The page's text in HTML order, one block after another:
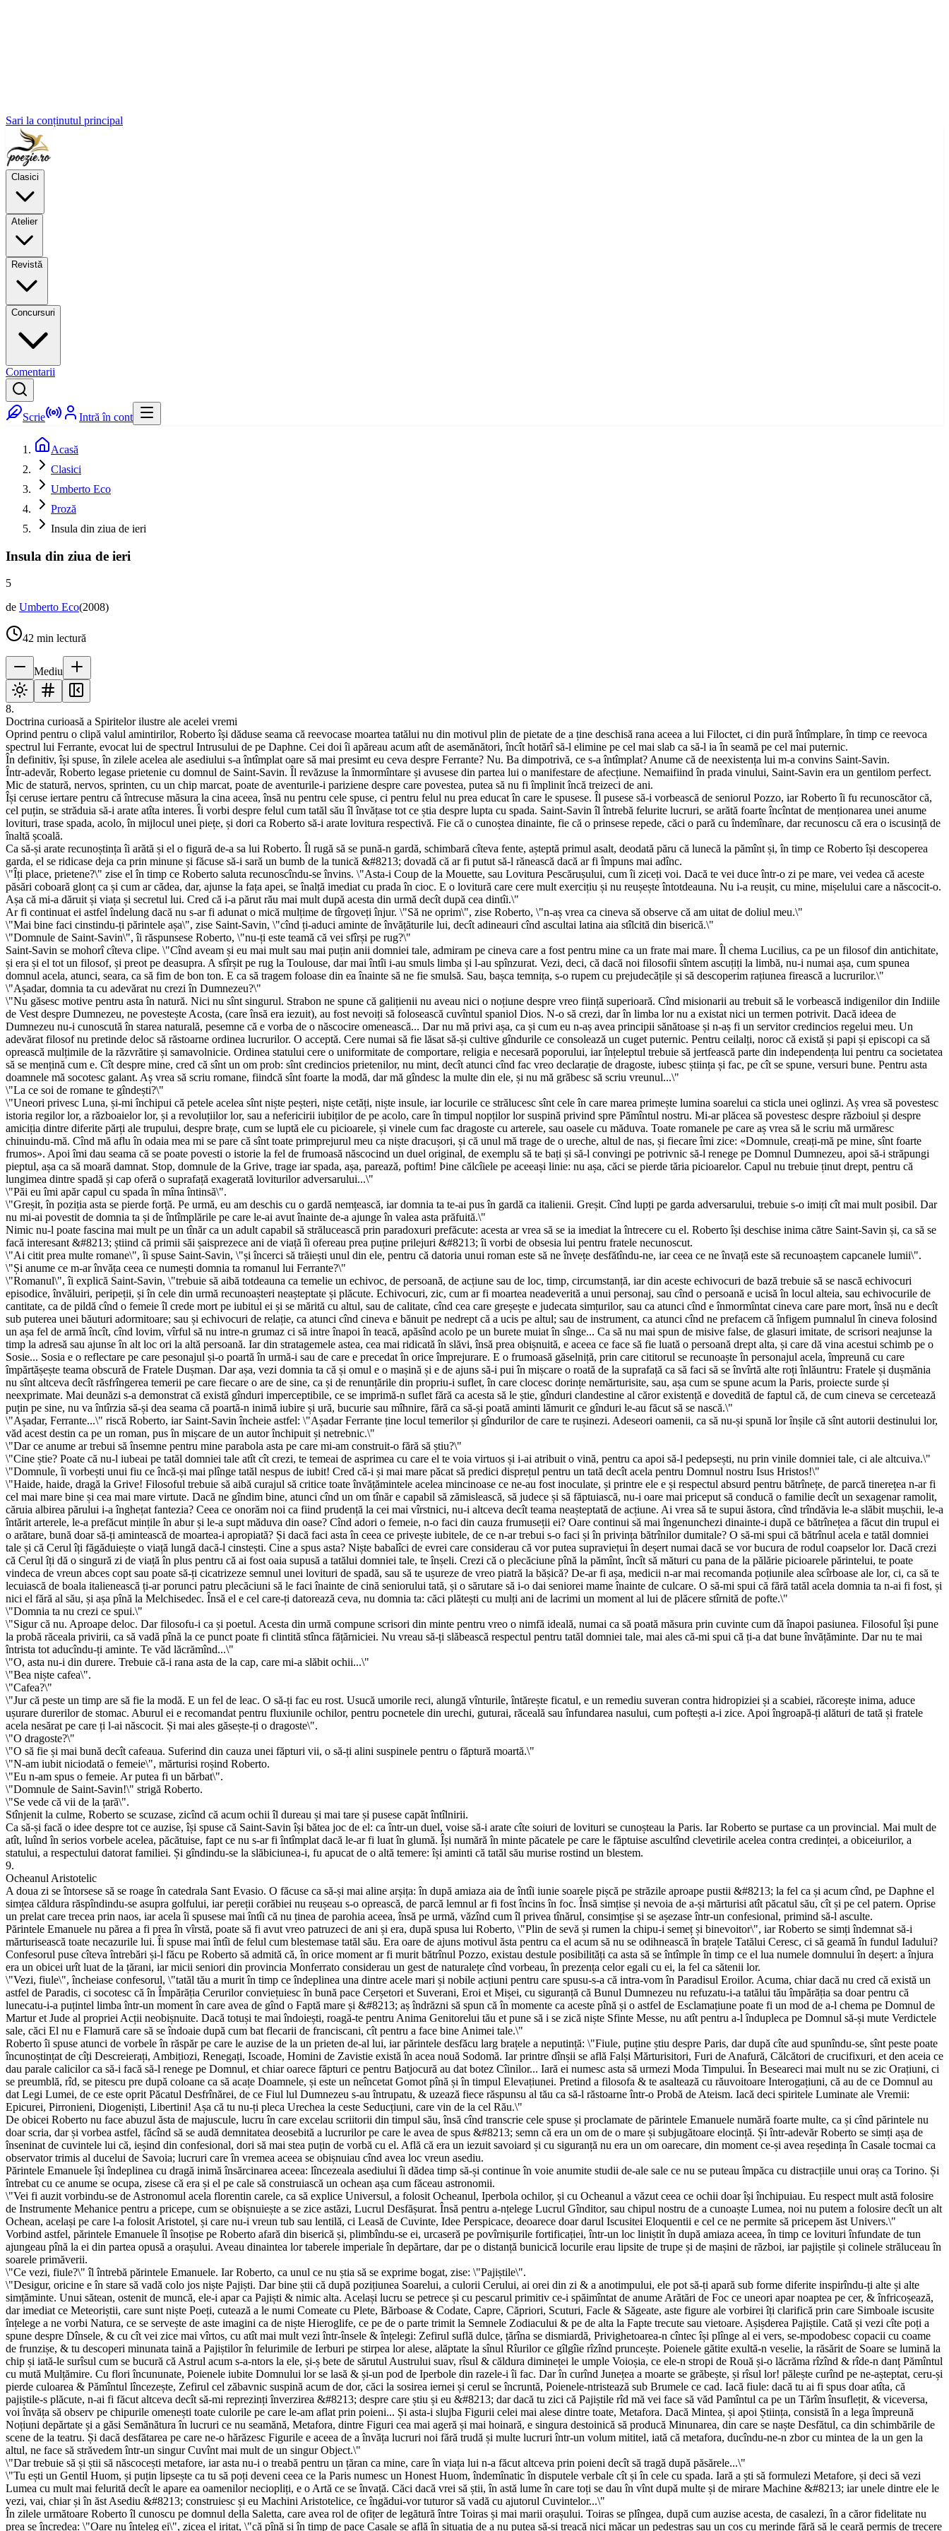
Sari la conținutul principal
Clasici
Atelier
Revistă
Concursuri
Comentarii
Scrie Intră în cont
Acasă
Clasici
Umberto Eco
Proză
Insula din ziua de ieri
Insula din ziua de ieri
5
de Umberto Eco(2008)
42 min lectură
Mediu
8.
Doctrina curioasă a Spiritelor ilustre ale acelei vremi
Oprind pentru o clipă valul amintirilor, Roberto își dăduse seama că reevocase moartea tatălui nu din motivul plin de pietate de a ține deschisă rana aceea a lui Filoctet, ci din pură întîmplare, în timp ce reevoca
spectrul lui Ferrante, evocat lui de spectrul Intrusului de pe Daphne. Cei doi îi apăreau acum atît de asemănători, încît hotărî să-l elimine pe cel mai slab ca să-l ia în seamă pe cel mai puternic.
În definitiv, își spuse, în zilele acelea ale asediului s-a întîmplat oare să mai presimt eu ceva despre Ferrante? Nu. Ba dimpotrivă, ce s-a întîmplat? Anume că de neexistența lui m-a convins Saint-Savin.
Într-adevăr, Roberto legase prietenie cu domnul de Saint-Savin. Îl revăzuse la înmormîntare și avusese din partea lui o manifestare de afecțiune. Nemaifiind în prada vinului, Saint-Savin era un gentilom perfect.
Mic de statură, nervos, sprinten, cu un chip marcat, poate de aventurile-i pariziene despre care povestea, putea să nu fi împlinit încă treizeci de ani.
Își ceruse iertare pentru că întrecuse măsura la cina aceea, însă nu pentru cele spuse, ci pentru felul nu prea educat în care le spusese. Îl pusese să-i vorbească de seniorul Pozzo, iar Roberto îi fu recunoscător că,
cel puțin, se străduia să-i arate atîta interes. Îi vorbi despre felul cum tatăl său îl învățase tot ce știa despre lupta cu spada. Saint-Savin îl întrebă felurite lucruri, se arătă foarte încîntat de menționarea unei anume
lovituri, trase spada, acolo, în mijlocul unei piețe, și dori ca Roberto să-i arate lovitura respectivă. Fie că o cunoștea dinainte, fie că o prinsese repede, căci o pară cu îndemînare, dar recunoscu că era o iscusință de
înaltă școală.
Ca să-și arate recunoștința îi arătă și el o figură de-a sa lui Roberto. Îl rugă să se pună-n gardă, schimbară cîteva fente, așteptă primul asalt, deodată păru că lunecă la pămînt și, în timp ce Roberto își descoperea
garda, el se ridicase deja ca prin minune și făcuse să-i sară un bumb de la tunică &#8213; dovadă că ar fi putut să-l rănească dacă ar fi împuns mai adînc.
\"Îți place, prietene?\" zise el în timp ce Roberto saluta recunoscîndu-se învins. \"Asta-i Coup de la Mouette, sau Lovitura Pescărușului, cum îi ziceți voi. Dacă te vei duce într-o zi pe mare, vei vedea că aceste
păsări coboară glonț ca și cum ar cădea, dar, ajunse la fața apei, se înalță imediat cu prada în cioc. E o lovitură care cere mult exercițiu și nu reușește întotdeauna. Nu i-a reușit, cu mine, mișelului care a născocit-o.
Așa că mi-a dăruit și viața și secretul lui. Cred că i-a părut rău mai mult după acesta din urmă decît după cea dintîi.\"
Ar fi continuat ei astfel îndelung dacă nu s-ar fi adunat o mică mulțime de tîrgoveți înjur. \"Să ne oprim\", zise Roberto, \"n-aș vrea ca cineva să observe că am uitat de doliul meu.\"
\"Mai bine faci cinstindu-ți părintele așa\", zise Saint-Savin, \"cînd ți-aduci aminte de învățăturile lui, decît adineauri cînd ascultai latina aia stîlcită din biserică.\"
\"Domnule de Saint-Savin\", îi răspunsese Roberto, \"nu-ți este teamă că vei sfîrși pe rug?\"
Saint-Savin se mohorî cîteva clipe. \"Cînd aveam și eu mai mult sau mai puțin anii domniei tale, admiram pe cineva care a fost pentru mine ca un frate mai mare. Îl chema Lucilius, ca pe un filosof din antichitate,
și era și el tot un filosof, și preot pe deasupra. A sfîrșit pe rug la Toulouse, dar mai întîi i-au smuls limba și l-au spînzurat. Vezi, deci, că dacă noi filosofii sîntem ascuțiți la limbă, nu-i numai așa, cum spunea
domnul acela, atunci, seara, ca să fim de bon ton. E ca să tragem foloase din ea înainte să ne fie smulsă. Sau, bașca temnița, s-o rupem cu prejudecățile și să descoperim rațiunea firească a lucrurilor.\"
\"Așadar, domnia ta cu adevărat nu crezi în Dumnezeu?\"
\"Nu găsesc motive pentru asta în natură. Nici nu sînt singurul. Strabon ne spune că galițienii nu aveau nici o noțiune despre vreo ființă superioară. Cînd misionarii au trebuit să le vorbească indigenilor din Indiile
de Vest despre Dumnezeu, ne povestește Acosta, (care însă era iezuit), au fost nevoiți să folosească cuvîntul spaniol Dios. N-o să crezi, dar în limba lor nu a existat nici un termen potrivit. Dacă ideea de
Dumnezeu nu-i cunoscută în starea naturală, pesemne că e vorba de o născocire omenească... Dar nu mă privi așa, ca și cum eu n-aș avea principii sănătoase și n-aș fi un servitor credincios regelui meu. Un
adevărat filosof nu pretinde deloc să răstoarne ordinea lucrurilor. O acceptă. Cere numai să fie lăsat să-și cultive gîndurile ce consolează un cuget puternic. Pentru ceilalți, noroc că există și papi și episcopi ca să
oprească mulțimile de la răzvrătire și samavolnicie. Ordinea statului cere o uniformitate de comportare, religia e necesară poporului, iar înțeleptul trebuie să jertfească parte din independența lui pentru ca societatea
să se mențină cum e. Cît despre mine, cred că sînt un om prob: sînt credincios prietenilor, nu mint, decît atunci cînd fac vreo declarație de dragoste, iubesc știința și fac, pe cît se spune, versuri bune. Pentru asta
doamnele mă socotesc galant. Aș vrea să scriu romane, fiindcă sînt foarte la modă, dar mă gîndesc la multe din ele, și nu mă grăbesc să scriu vreunul...\"
\"La ce soi de romane te gîndești?\"
\"Uneori privesc Luna, și-mi închipui că petele acelea sînt niște peșteri, niște cetăți, niște insule, iar locurile ce strălucesc sînt cele în care marea primește lumina soarelui ca sticla unei oglinzi. Aș vrea să povestesc
istoria regilor lor, a războaielor lor, și a revoluțiilor lor, sau a nefericirii iubiților de pe acolo, care în timpul nopților lor suspină privind spre Pămîntul nostru. Mi-ar plăcea să povestesc despre războiul și despre
amiciția dintre diferite părți ale trupului, despre brațe, cum se luptă ele cu picioarele, și vinele cum fac dragoste cu arterele, sau oasele cu măduva. Toate romanele pe care aș vrea să le scriu mă urmăresc
chinuindu-mă. Cînd mă aflu în odaia mea mi se pare că sînt toate primprejurul meu ca niște dracușori, și că unul mă trage de o ureche, altul de nas, și fiecare îmi zice: «Domnule, creați-mă pe mine, sînt foarte
frumos». Apoi îmi dau seama că se poate povesti o istorie la fel de frumoasă născocind un duel original, de exemplu să te bați și să-l convingi pe potrivnic să-l renege pe Domnul Dumnezeu, apoi să-i străpungi
pieptul, așa ca să moară damnat. Stop, domnule de la Grive, trage iar spada, așa, parează, poftim! Þine călcîiele pe aceeași linie: nu așa, căci se pierde tăria picioarelor. Capul nu trebuie ținut drept, pentru că
lungimea dintre spadă și cap oferă o suprafață exagerată loviturilor adversarului...\"
\"Păi eu îmi apăr capul cu spada în mîna întinsă\".
\"Greșit, în poziția asta se pierde forță. Pe urmă, eu am deschis cu o gardă nemțească, iar domnia ta te-ai pus în gardă ca italienii. Greșit. Cînd lupți pe garda adversarului, trebuie s-o imiți cît mai mult posibil. Dar
nu mi-ai povestit de domnia ta și de întîmplările pe care le-ai avut înainte de-a ajunge în valea asta prăfuită.\"
Nimic nu-l poate fascina mai mult pe un tînăr ca un adult capabil să strălucească prin paradoxuri prefăcute: acesta ar vrea să se ia imediat la întrecere cu el. Roberto își deschise inima către Saint-Savin și, ca să se
facă interesant &#8213; știind că primii săi șaisprezece ani de viață îi ofereau prea puține prilejuri &#8213; îi vorbi de obsesia lui pentru fratele necunoscut.
\"Ai citit prea multe romane\", îi spuse Saint-Savin, \"și încerci să trăiești unul din ele, pentru că datoria unui roman este să ne învețe desfătîndu-ne, iar ceea ce ne învață este să recunoaștem capcanele lumii\".
\"Și anume ce m-ar învăța ceea ce numești domnia ta romanul lui Ferrante?\"
\"Romanul\", îi explică Saint-Savin, \"trebuie să aibă totdeauna ca temelie un echivoc, de persoană, de acțiune sau de loc, timp, circumstanță, iar din aceste echivocuri de bază trebuie să se nască echivocuri
episodice, învăluiri, peripeții, și în cele din urmă recunoașteri neașteptate și plăcute. Echivocuri, zic, cum ar fi moartea neadeverită a unui personaj, sau cînd o persoană e ucisă în locul alteia, sau echivocurile de
cantitate, ca de pildă cînd o femeie îl crede mort pe iubitul ei și se mărită cu altul, sau de calitate, cînd cea care greșește e judecata simțurilor, sau ca atunci cînd e înmormîntat cineva care pare mort, însă nu e decît
sub puterea unei băuturi adormitoare; sau și echivocuri de relație, ca atunci cînd cineva e bănuit pe nedrept că a ucis pe altul; sau de instrument, ca atunci cînd ne prefacem că înfigem pumnalul în cineva folosind
un așa fel de armă încît, cînd lovim, vîrful să nu intre-n grumaz ci să intre înapoi în teacă, apăsînd acolo pe un burete muiat în sînge... Ca să nu mai spun de misive false, de glasuri imitate, de scrisori neajunse la
timp la adresă sau ajunse în alt loc ori la altă persoană. Iar din stratagemele astea, cea mai ridicată în slăvi, însă prea obișnuită, e aceea ce face să fie luată o persoană drept alta, și care dă vina acestui schimb pe o
Sosie... Sosia e o reflectare pe care pesonajul și-o poartă în urmă-i sau de care e precedat în orice împrejurare. E o frumoasă găselniță, prin care cititorul se recunoaște în personajul acela, împreună cu care
împărtășește teama obscură de Fratele Dușman. Dar așa, vezi domnia ta că și omul e o mașină și e de ajuns să-i pui în mișcare o roată de la suprafață ca să faci să se învîrtă alte roți înlăuntru: Fratele și dușmănia
nu sînt altceva decît răsfrîngerea temerii pe care fiecare o are de sine, ca și de renunțările din propriu-i suflet, în care clocesc dorințe nemărturisite, sau, așa cum se spune acum la Paris, proiecte surde și
neexprimate. Mai deunăzi s-a demonstrat că există gînduri imperceptibile, ce se imprimă-n suflet fără ca acesta să le știe, gînduri clandestine al căror existență e dovedită de faptul că, de cum cineva se cercetează
puțin pe sine, nu va întîrzia să-și dea seama că poartă-n inimă iubire și ură, bucurie sau mîhnire, fără ca să-și poată aminti lămurit ce gînduri le-au făcut să se nască.\"
\"Așadar, Ferrante...\" riscă Roberto, iar Saint-Savin încheie astfel: \"Așadar Ferrante ține locul temerilor și gîndurilor de care te rușinezi. Adeseori oamenii, ca să nu-și spună lor înșile că sînt autorii destinului lor,
văd acest destin ca pe un roman, pus în mișcare de un autor închipuit și netrebnic.\"
\"Dar ce anume ar trebui să însemne pentru mine parabola asta pe care mi-am construit-o fără să știu?\"
\"Cine știe? Poate că nu-l iubeai pe tatăl domniei tale atît cît crezi, te temeai de asprimea cu care el te voia virtuos și i-ai atribuit o vină, pentru ca apoi să-l pedepsești, nu prin vinile domniei tale, ci ale altcuiva.\"
\"Domnule, îi vorbești unui fiu ce încă-și mai plînge tatăl nespus de iubit! Cred că-i și mai mare păcat să predici disprețul pentru un tată decît acela pentru Domnul nostru Isus Hristos!\"
\"Haide, haide, dragă la Grive! Filosoful trebuie să aibă curajul să critice toate învățămintele acelea mincinoase ce ne-au fost inoculate, și printre ele e și respectul absurd pentru bătrînețe, de parcă tinerețea n-ar fi
cel mai mare bine și cea mai mare virtute. Dacă ne gîndim bine, atunci cînd un om tînăr e capabil să zămislească, să judece și să făptuiască, nu-i oare mai priceput să conducă o familie decît un sexagenar ramolit,
căruia albirea părului i-a înghețat fantezia? Ceea ce onorăm noi ca fiind prudență la cei mai vîrstnici, nu-i altceva decît teama neașteptată de acțiune. Ai vrea să te supui ăstora, cînd trîndăvia le-a slăbit mușchii, le-a
întărit arterele, le-a prefăcut mințile în abur și le-a supt măduva din oase? Cînd adori o femeie, n-o faci din cauza frumuseții ei? Oare continui să mai îngenunchezi dinainte-i după ce bătrînețea a făcut din trupul ei
o arătare, bună doar să-ți amintească de moartea-i apropiată? Și dacă faci asta în ceea ce privește iubitele, de ce n-ar trebui s-o faci și în privința bătrînilor dumitale? O să-mi spui că bătrînul acela e tatăl domniei
tale și că Cerul îți făgăduiește o viață lungă dacă-l cinstești. Cine a spus asta? Niște babalîci de evrei care considerau că vor putea supraviețui în deșert numai dacă se vor bucura de rodul coapselor lor. Dacă crezi
că Cerul îți dă o singură zi de viață în plus pentru că ai fost oaia supusă a tatălui domniei tale, te înșeli. Crezi că o plecăciune pînă la pămînt, încît să mături cu pana de la pălărie picioarele părintelui, te poate
vindeca de vreun abces copt sau poate să-ți cicatrizeze semnul unei lovituri de spadă, sau să te ușureze de vreo piatră la bășică? De-ar fi așa, medicii n-ar mai recomanda poțiunile alea scîrboase ale lor, ci, ca să te
lecuiască de boala italienească ți-ar porunci patru plecăciuni să le faci înainte de cină seniorului tată, și o sărutare să i-o dai seniorei mame înainte de culcare. O să-mi spui că fără tatăl acela domnia ta n-ai fi fost, și
nici el fără al său, și așa pînă la Melchisedec. Însă el e cel care-ți datorează ceva, nu domnia ta: căci plătești cu mulți ani de lacrimi un moment al lui de plăcere stîrnită de pofte.\"
\"Domnia ta nu crezi ce spui.\"
\"Sigur că nu. Aproape deloc. Dar filosofu-i ca și poetul. Acesta din urmă compune scrisori din minte pentru vreo o nimfă ideală, numai ca să poată măsura prin cuvinte cum dă înapoi pasiunea. Filosoful își pune
la probă răceala privirii, ca să vadă pînă la ce punct poate fi clintită stînca fățărniciei. Nu vreau să-ți slăbească respectul pentru tatăl domniei tale, mai ales că-mi spui că ți-a dat bune învățăminte. Dar nu te mai
întrista tot aducîndu-ți aminte. Te văd lăcrămînd...\"
\"O, asta nu-i din durere. Trebuie că-i rana asta de la cap, care mi-a slăbit ochii...\"
\"Bea niște cafea\".
\"Cafea?\"
\"Jur că peste un timp are să fie la modă. E un fel de leac. O să-ți fac eu rost. Usucă umorile reci, alungă vînturile, întărește ficatul, e un remediu suveran contra hidropiziei și a scabiei, răcorește inima, aduce
ușurare durerilor de stomac. Aburul ei e recomandat pentru fluxiunile ochilor, pentru pocnetele din urechi, guturai, răceală sau înfundarea nasului, cum poftești a-i zice. Apoi îngroapă-ți alături de tată și fratele
acela nesărat pe care ți l-ai născocit. Și mai ales găsește-ți o dragoste\".
\"O dragoste?\"
\"O să fie și mai bună decît cafeaua. Suferind din cauza unei făpturi vii, o să-ți alini suspinele pentru o făptură moartă.\"
\"N-am iubit niciodată o femeie\", mărturisi roșind Roberto.
\"Eu n-am spus o femeie. Ar putea fi un bărbat\".
\"Domnule de Saint-Savin!\" strigă Roberto.
\"Se vede că vii de la țară\".
Stînjenit la culme, Roberto se scuzase, zicînd că acum ochii îl dureau și mai tare și pusese capăt întîlnirii.
Ca să-și facă o idee despre tot ce auzise, își spuse că Saint-Savin își bătea joc de el: ca într-un duel, voise să-i arate cîte soiuri de lovituri se cunoșteau la Paris. Iar Roberto se purtase ca un provincial. Mai mult de
atît, luînd în serios vorbele acelea, păcătuise, fapt ce nu s-ar fi întîmplat dacă le-ar fi luat în glumă. Își numără în minte păcatele pe care le făptuise ascultînd clevetirile acelea contra credinței, a obiceiurilor, a
statului, a respectului datorat familiei. Și gîndindu-se la slăbiciunea-i, fu apucat de o altă temere: își aminti că tatăl său murise rostind un blestem.
9.
Ocheanul Aristotelic
A doua zi se întorsese să se roage în catedrala Sant Evasio. O făcuse ca să-și mai aline arșița: în după amiaza aia de întîi iunie soarele pișcă pe străzile aproape pustii &#8213; la fel ca și acum cînd, pe Daphne el
simțea căldura răspîndindu-se asupra golfului, iar pereții corăbiei nu reușeau s-o oprească, de parcă lemnul ar fi fost încins în foc. Însă simțise și nevoia de a-și mărturisi atît păcatul său, cît și pe cel patern. Oprise
un prelat care trecea prin naos, iar acela îi spusese mai întîi că nu ținea de parohia aceea, însă pe urmă, văzînd cum îl privea tînărul, consimțise și se așezase într-un confesional, primind să-l asculte.
Părintele Emanuele nu părea a fi prea în vîrstă, poate să fi avut vreo patruzeci de ani și era, după spusa lui Roberto, \"Plin de sevă și rumen la chipu-i semeț și binevoitor\", iar Roberto se simți îndemnat să-i
mărturisească toate necazurile lui. Îi spuse mai întîi de felul cum blestemase tatăl său. Era oare de ajuns motivul ăsta pentru ca el acum să nu se odihnească în brațele Tatălui Ceresc, ci să geamă în fundul Iadului?
Confesorul puse cîteva întrebări și-l făcu pe Roberto să admită că, în orice moment ar fi murit bătrînul Pozzo, existau destule posibilități ca asta să se întîmple în timp ce el lua numele domnului în deșert: a înjura
era un obicei urît luat de la țărani, iar micii seniori din provincia Monferrato considerau un gest de naturalețe cînd vorbeau, în prezența celor egali cu ei, la fel ca sătenii lor.
\"Vezi, fiule\", încheiase confesorul, \"tatăl tău a murit în timp ce îndeplinea una dintre acele mari și nobile acțiuni pentru care spusu-s-a că intra-vom în Paradisul Eroilor. Acuma, chiar dacă nu cred că există un
astfel de Paradis, ci socotesc că în Împărăția Cerurilor conviețuiesc în bună pace Cerșetori et Suverani, Eroi et Mișei, cu siguranță că Bunul Dumnezeu nu refuzatu-i-a tatălui tău împărăția sa doar pentru că
lunecatu-i-a puțintel limba într-un moment în care avea de gînd o Faptă mare și &#8213; aș îndrăzni să spun că în momente ca aceste pînă și o astfel de Esclamațiune poate fi un mod de a-l chema pe Domnul de
Martur et Jude al propriei Acții neobișnuite. Dacă totuși te mai îndoiești, roagă-te pentru Anima Genitorelui tău et pune să i se zică niște Sfinte Messe, nu atît pentru a-l îndupleca pe Domnul să-și mute Verdictele
sale, căci El nu e Flamură care să se îndoaie după cum bat flecarii de franciscani, cît pentru a face bine Animei tale.\"
Roberto îi spuse atunci de vorbele în răspăr pe care le auzise de la un prieten de-al lui, iar părintele desfăcu larg brațele a neputință: \"Fiule, puține știu despre Paris, dar după cîte aud spunîndu-se, sînt peste poate
încunoștințat de cîți Descreierați, Ambițiozi, Renegați, Iscoade, Homini de Zavistie există în acea nouă Sodomă. Iar printre dînșii se află Falși Mărturisitori, Furi de Anafură, Călcători de crucifixuri, et den aceia ce
dau parale calicilor ca să-i facă să-l renege pe Domnul, et chiar oarece făpturi ce pentru Batjocură au dat botez Cîinilor... Iară ei numesc asta să urmezi Moda Timpului. În Beseareci mai mult nu se zic Orațiuni, ci
se preumblă, rîd, se pitescu pre după coloane ca să acațe Doamnele, și este un neîncetat Gomot pînă și în timpul Elevațiunei. Pretind a filosofa & te asaltează cu răuvoitoare Interogațiuni, că au de ce Domnul au
dat Legi Lumei, de ce este oprit Păcatul Desfrînărei, de ce Fiul lul Dumnezeu s-au întrupatu, & uzează fiece răspunsu al tău ca să-l răstoarne într-o Probă de Ateism. Iacă deci spiritele Luminate ale Vremii:
Epicurei, Pirronieni, Diogeniști, Libertini! Așa că tu nu-ți pleca Urechea la ceste Seducțiuni, care vin de la cel Rău.\"
De obicei Roberto nu face abuzul ăsta de majuscule, lucru în care excelau scriitorii din timpul său, însă cînd transcrie cele spuse și proclamate de părintele Emanuele numără foarte multe, ca și cînd părintele nu
doar scria, dar și vorbea astfel, făcînd să se audă demnitatea deosebită a lucrurilor pe care le avea de spus &#8213; semn că era un om de o mare și subjugătoare elocință. Și într-adevăr Roberto se simți așa de
înseninat de cuvintele lui că, ieșind din confesional, dori să mai stea puțin de vorbă cu el. Află că era un iezuit savoiard și cu siguranță nu era un om oarecare, din moment ce-și avea reședința în Casale tocmai ca
observator trimis al ducelui de Savoia; lucruri care în vremea aceea se obișnuiau cînd avea loc vreun asediu.
Părintele Emanuele își îndeplinea cu dragă inimă însărcinarea aceea: lîncezeala asediului îi dădea timp să-și continue în voie anumite studii de-ale sale ce nu se puteau împăca cu distracțiile unui oraș ca Torino. Și
întrebat cu ce anume se ocupa, zisese că era și el pe cale să construiască un ochean așa cum făceau astronomii.
\"Vei fi auzit vorbindu-se de Astronomul acela florentin carele, ca să explice Universul, a folosit Ocheanul, Iperbola ochilor, și cu Ocheanul a văzut ceea ce ochii doar își închipuiau. Eu respect mult astă folosire
de Instrumente Mehanice pentru a pricepe, cum se obișnuiește a se zice astăzi, Lucrul Desfășurat. Însă pentru a-nțelege Lucrul Gînditor, sau chipul nostru de a cunoaște Lumea, noi nu putem a folosire decît un alt
Ochean, același pe care l-a folosit Aristotel, și care nu-i vreun tub sau lentilă, ci Leasă de Cuvinte, Idee Perspicace, deoarece doar darul Iscusitei Eloquentii e cel ce ne permite să pricepem ăst Univers.\"
Vorbind astfel, părintele Emanuele îl însoțise pe Roberto afară din biserică și, plimbîndu-se ei, urcaseră pe povîrnișurile fortificației, într-un loc liniștit în după amiaza aceea, în timp ce lovituri înfundate de tun
ajungeau pînă la ei din partea opusă a orașului. Aveau dinaintea lor taberele imperiale în depărtare, dar pe o distanță bunicică locurile erau lipsite de trupe și de mașini de război, iar pajiștile și colinele străluceau în
soarele primăverii.
\"Ce vezi, fiule?\" îl întrebă părintele Emanuele. Iar Roberto, ca unul ce nu știa să se exprime bogat, zise: \"Pajiștile\".
\"Desigur, oricine e în stare să vadă colo jos niște Pajiști. Dar bine știi că după pozițiunea Soarelui, a culorii Cerului, ai orei din zi & a anotimpului, ele pot să-ți apară sub forme diferite inspirîndu-ți alte și alte
simțăminte. Unui sătean, ostenit de muncă, ele-i apar ca Pajiști & nimic alta. Același lucru se petrece și cu pescarul primitiv ce-i spăimîntat de anume Arătări de Foc ce uneori apar noaptea pe cer, & înfricoșează,
dar imediat ce Meteoriștii, care sunt niște Poeți, cutează a le numi Comeate cu Plete, Bărboase & Codate, Capre, Căpriori, Scuturi, Facle & Săgeate, aste figure ale vorbirei îți clarifică prin care Simboale iscusite
înțelege a ne vorbi Natura, ce se servește de aste imagini ca de niște Hieroglife, ce pe de o parte trimit la Semnele Zodiacului & pe de alta la Fapte trecute sau vietoare. Așișderea Pajiștile. Cată și vezi cîte poți a
spune despre Dînsele, & cu cît vei zice mai vîrtos, cu atît mai mult vezi într-însele & înțelegi: Zefirul suflă dulce, țărîna se dismiardă, Privighetoarea-n cîntec își plînge al ei vers, se-mpodobesc copacii cu coame
de frunzișe, & tu descoperi minunata taină a Pajiștilor în felurimile de Ierburi pe stirpea lor alese, alăptate la sînul Rîurilor ce gîlgîie rîzînd pruncește. Poienele gătite exultă-n veselie, la răsărit de Soare se lumină la
chip și iată-le surîsul cum se bucură că Astrul acum s-a-ntors la ele, și-ș bete de sărutul Austrului suav, rîsul & căldura dimineței le umple Voioșia, ce ele-n stropi de Rouă și-o lăcrăma rîzînd & rîde-n danț Pămîntul
cu mută Mulțămire. Cu flori încununate, Poienele iubite Domnului lor se lasă & și-un pod de Iperbole din razele-i îi fac. Dar în curînd Junețea a moarte se grăbește, și rîsul lor! pălește curînd pe ne-așteptat, ceru-și
pierde culoarea & Pămîntul lîncezește, Zefirul cel zăbavnic suspină acum de dor, căci la sosirea iernei și cerul se încruntă, Poienele-ntristează sub Brumele ce cad. Iacă fiule: dacă tu ai fi spus doar atîta, că
pajiștile-s plăcute, n-ai fi făcut altceva decît să-mi reprezinți înverzirea &#8213; despre care știu și eu &#8213; dar dacă tu zici că Pajiștile rîd mă vei face să văd Pamîntul ca pe un Tărîm însuflețit, & viceversa,
voi învăța să observ pe chipurile omenești toate culorile pe care le-am aflat prin poieni... Și asta-i slujba Figurii celei mai alese dintre toate, Metafora. Dacă Mintea, și apoi Știința, consistă în a lega împreună
Noțiuni depărtate și a găsi Semănătura în lucruri ce nu seamănă, Metafora, dintre Figuri cea mai ageră și mai hoinară, e singura destoinică să producă Minunarea, din care se naște Desfătul, ca din schimbările de
scene de la teatru. Și dacă desfătarea pe care ne-o hărăzesc Figurile e aceea de a învăța lucruri noi fără trudă și multe lucruri într-un volum mititel, iată că metafora, ducîndu-ne-n zbor cu mintea de la un gen la
altul, ne face să străvedem într-un singur Cuvînt mai mult de un singur Object.\"
\"Dar trebuie să și știi să născocești metafore, iar asta nu-i o treabă pentru un țăran ca mine, care în viața lui n-a făcut altceva prin poieni decît să tragă după păsărele...\"
\"Tu ești un Gentil Huom, și puțin lipsește ca tu să poți deveni ceea ce la Paris numesc un Honest Huom, îndemînatic în disputele verbale cît și în cele cu spada. Iară a ști să formulezi Metafore, și deci să vezi
Lumea cu mult mai felurită decît le apare ea oamenilor neciopliți, e o Artă ce se învață. Căci dacă vrei să știi, în astă lume în care toți se dau în vînt după multe și de mirare Machine &#8213; iar unele dintre ele le
vezi, vai, chiar și în ăst Asediu &#8213; construiesc și eu Machini Aristotelice, ce îngădui-vor tuturor să vadă cu ajutorul Cuvintelor...\"
În zilele următoare Roberto îl cunoscu pe domnul della Saletta, care avea rol de ofițer de legătură între Toiras și mai marii orașului. Toiras se plîngea, după cum auzise acesta, de casalezi, în a căror fidelitate nu
prea se încredea: \"Oare nu înțeleg ei\", zicea el iritat, \"că pînă și în timp de pace Casale se află în situația de a nu putea să-și treacă nici măcar un pedestraș sau un coș cu merinde fără să le ceară permis de trecere